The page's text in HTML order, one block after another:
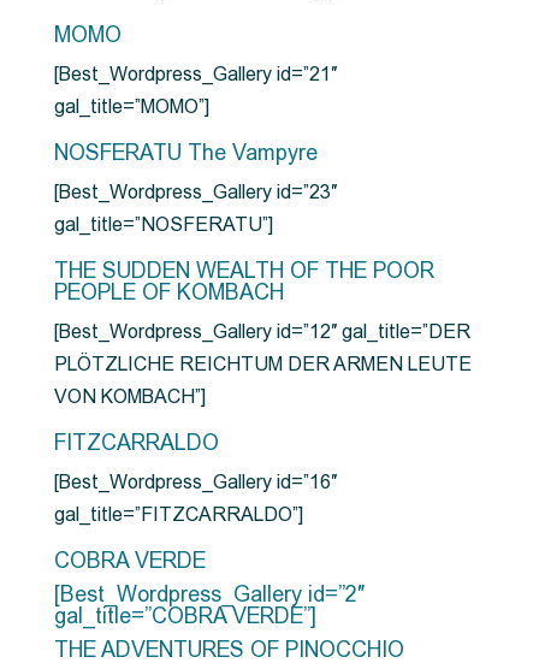
MOMO
[Best_Wordpress_Gallery id=”21″
gal_title=”MOMO”]
NOSFERATU The Vampyre
[Best_Wordpress_Gallery id=”23″
gal_title=”NOSFERATU”]
THE SUDDEN WEALTH OF THE POOR
PEOPLE OF KOMBACH
[Best_Wordpress_Gallery id=”12″ gal_title=”DER
PLÖTZLICHE REICHTUM DER ARMEN LEUTE
VON KOMBACH”]
FITZCARRALDO
[Best_Wordpress_Gallery id=”16″
gal_title=”FITZCARRALDO”]
COBRA VERDE
[Best_Wordpress_Gallery id=”2″
gal_title=”COBRA VERDE”]
THE ADVENTURES OF PINOCCHIO